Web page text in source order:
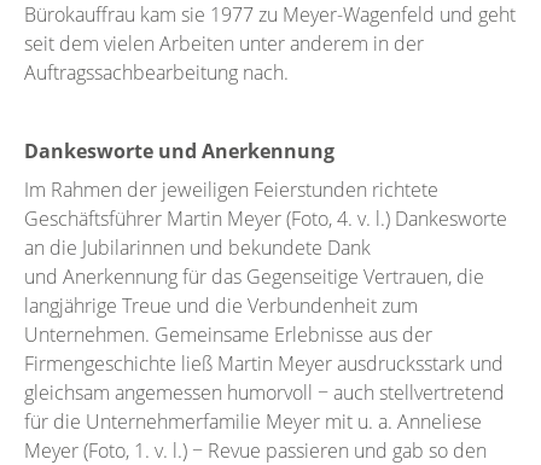
Bürokauffrau kam sie 1977 zu Meyer-Wagenfeld und geht
seit dem vielen Arbeiten unter anderem in der
Auftragssachbearbeitung nach.
Dankesworte und Anerkennung
Im Rahmen der jeweiligen Feierstunden richtete
Geschäftsführer Martin Meyer (Foto, 4. v. l.) Dankesworte
an die Jubilarinnen und bekundete Dank
und Anerkennung für das Gegenseitige Vertrauen, die
langjährige Treue und die Verbundenheit zum
Unternehmen. Gemeinsame Erlebnisse aus der
Firmengeschichte ließ Martin Meyer ausdrucksstark und
gleichsam angemessen humorvoll − auch stellvertretend
für die Unternehmerfamilie Meyer mit u. a. Anneliese
Meyer (Foto, 1. v. l.) − Revue passieren und gab so den